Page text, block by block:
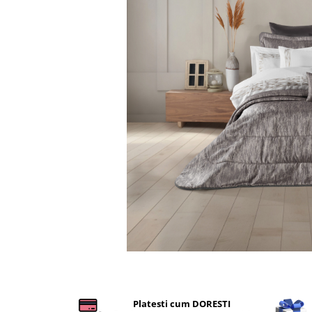
Lenjerii De Pat Bumbac Satinat 2
Lenjerii De Pat, Finet Premium 3D,
Artificiala De Iepure, 6 Piese, 2
Facebook
Platesti cum DORESTI